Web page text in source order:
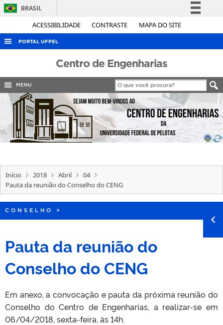
ACESSIBILIDADE CONTRASTE MAPA DO SITE
BRASIL
Simplifique!
Acesso à informação
Legislação
Canais
PORTAL UFPEL
COBALTO
CONCURSOS
EDITAIS
INTERNACIONAL
PORTARIAS
TELEFONES
Centro de Engenharias
MENU
Início 2018 Abril
04
Pauta da reunião do Conselho do CENG
CONSELHO >
Pauta da reunião do
Conselho do CENG
Em anexo, a convocação e pauta da próxima reunião do
Conselho do Centro de Engenharias, a realizar-se em
06/04/2018, sexta-feira, às 14h.